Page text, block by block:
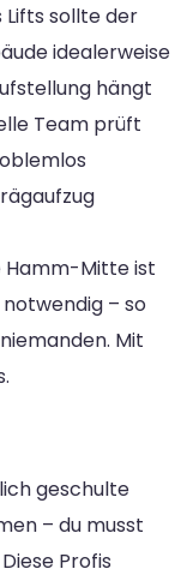
Lifts sollte der
idealerweise
hängt
Team prüft
Hamm-Mitte ist
– so
Mit
geschulte
– du musst
Profis